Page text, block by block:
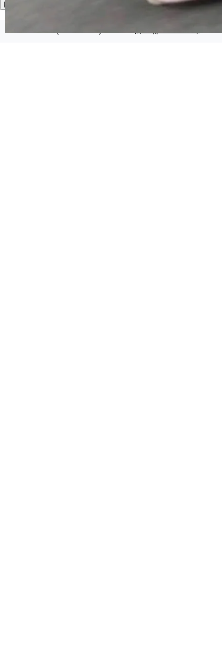
件之中，形成高度复杂的知识关联网络。传统的